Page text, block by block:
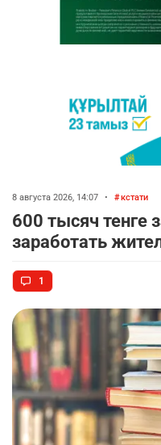
8 августа 2026, 14:07 • кстати
600 тысяч тенге
заработать
1